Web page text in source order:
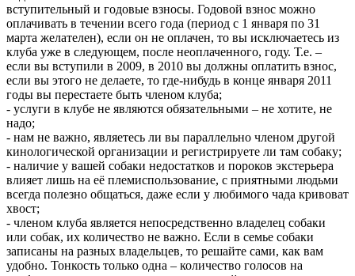
вступительный и годовые взносы. Годовой взнос можно
оплачивать в течении всего года (период с 1 января по 31
марта желателен), если он не оплачен, то вы исключаетесь из
клуба уже в следующем, после неоплаченного, году. Т.е. –
если вы вступили в 2009, в 2010 вы должны оплатить взнос,
если вы этого не делаете, то где-нибудь в конце января 2011
годы вы перестаете быть членом клуба;
- услуги в клубе не являются обязательными – не хотите, не
надо;
- нам не важно, являетесь ли вы параллельно членом другой
кинологической организации и регистрируете ли там собаку;
- наличие у вашей собаки недостатков и пороков экстерьера
влияет лишь на её племиспользование, с приятными людьми
всегда полезно общаться, даже если у любимого чада кривоват
хвост;
- членом клуба является непосредственно владелец собаки
или собак, их количество не важно. Если в семье собаки
записаны на разных владельцев, то решайте сами, как вам
удобно. Тонкость только одна – количество голосов на